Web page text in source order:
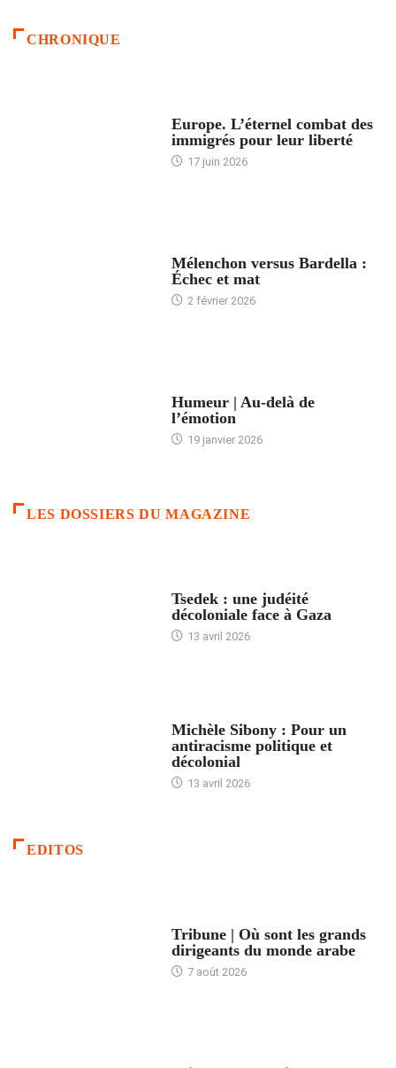
CHRONIQUE
Europe. L’éternel combat des
immigrés pour leur liberté
17 juin 2026
Mélenchon versus Bardella :
Échec et mat
2 février 2026
Humeur | Au-delà de
l’émotion
19 janvier 2026
LES DOSSIERS DU MAGAZINE
Tsedek : une judéité
décoloniale face à Gaza
13 avril 2026
Michèle Sibony : Pour un
antiracisme politique et
décolonial
13 avril 2026
EDITOS
Tribune | Où sont les grands
dirigeants du monde arabe
7 août 2026